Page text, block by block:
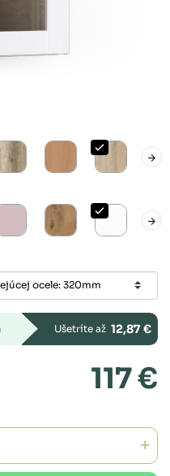
Ušetríte až 12,87 €
117 €